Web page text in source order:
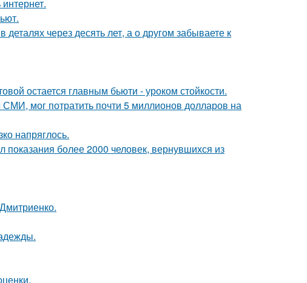
через десять лет, а о другом забываете к
остается главным бьюти - уроком стойкости.
мог потратить почти 5 миллионов долларов на
напряглось.
более 2000 человек, вернувшихся из